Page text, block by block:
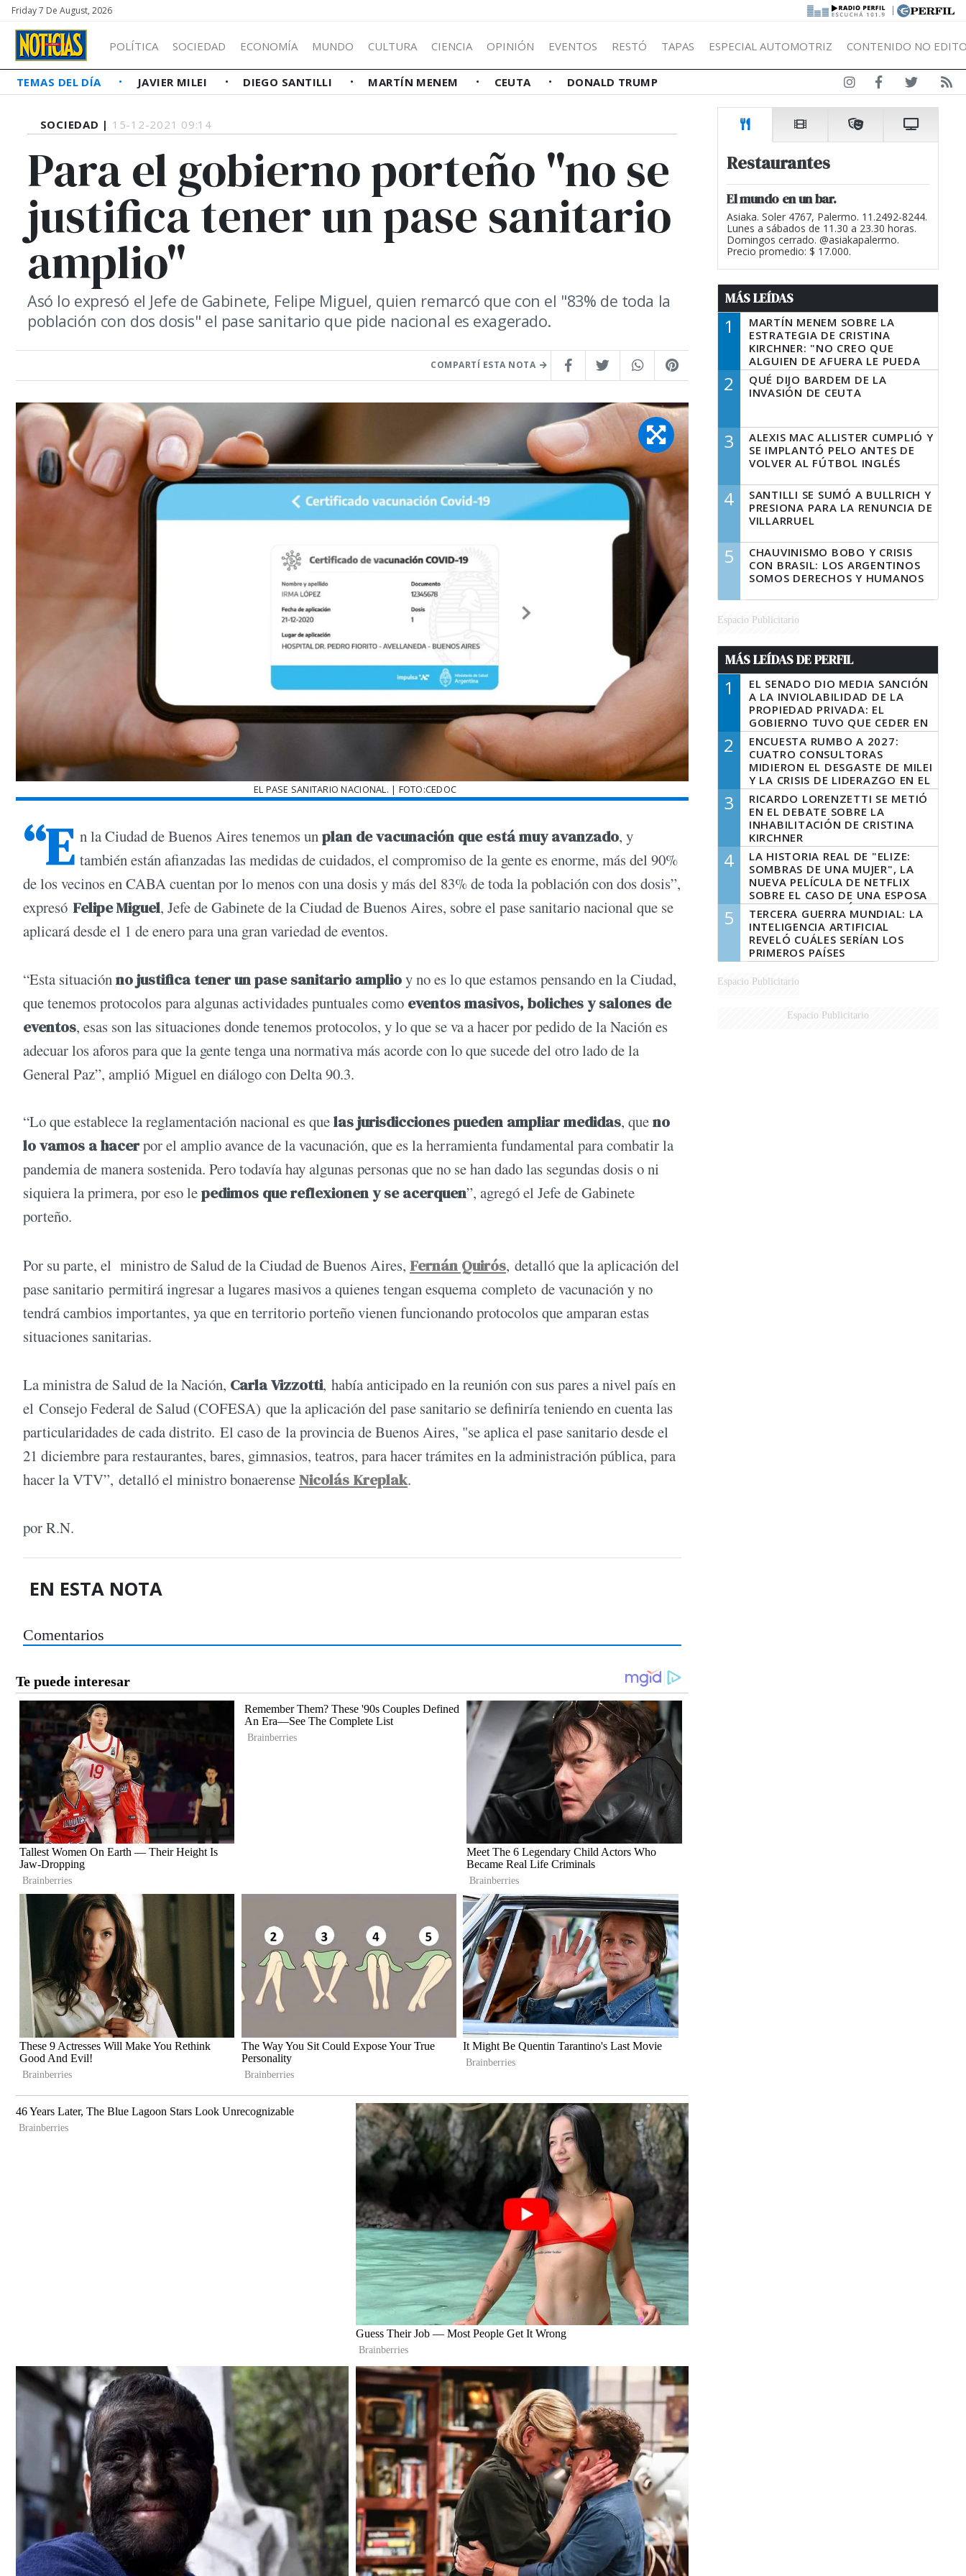
Friday 7 De August, 2026 |
POLÍTICA SOCIEDAD ECONOMÍA MUNDO CULTURA CIENCIA OPINIÓN EVENTOS RESTÓ TAPAS ESPECIAL AUTOMOTRIZ CONTENIDO NO
TEMAS DEL DÍA JAVIER MILEI DIEGO SANTILLI MARTÍN MENEM CEUTA DONALD TRUMP
SOCIEDAD | 15-12-2021 09:14
Para el gobierno porteño "no se
justifica tener un pase sanitario
amplio"
Asó lo expresó el Jefe de Gabinete, Felipe Miguel, quien remarcó que con el "83% de toda la
población con dos dosis" el pase sanitario que pide nacional es exagerado.
COMPARTÍ ESTA NOTA
EL PASE SANITARIO NACIONAL. | FOTO:CEDOC
“E n la Ciudad de Buenos Aires tenemos unplan de vacunación que está muy avanzado, y
también están afianzadas las medidas de cuidados, el compromiso de la gente es enorme, más del 90%
de los vecinos en CABA cuentan por lo menos con una dosis y más del 83% de toda la población con dos dosis”,
expresó Felipe Miguel, Jefe de Gabinete de la Ciudad de Buenos Aires, sobre el pase sanitario nacional que se
aplicará desde el 1 de enero para una gran variedad de eventos.
“Esta situaciónno justifica tener un pase sanitario amplioy no es lo que estamos pensando en la Ciudad,
que tenemos protocolos para algunas actividades puntuales como eventos masivos, boliches y salones de
eventos, esas son las situaciones donde tenemos protocolos, y lo que se va a hacer por pedido de la Nación es
adecuar los aforos para que la gente tenga una normativa más acorde con lo que sucede del otro lado de la
General Paz”, amplió Miguel en diálogo con Delta 90.3.
“Lo que establece la reglamentación nacional es quelas jurisdicciones pueden ampliar medidas, queno
lo vamos a hacerpor el amplio avance de la vacunación, que es la herramienta fundamental para combatir la
pandemia de manera sostenida. Pero todavía hay algunas personas que no se han dado las segundas dosis o ni
siquiera la primera, por eso lepedimos que reflexionen y se acerquen”, agregó el Jefe de Gabinete
porteño.
Por su parte, el ministro de Salud de la Ciudad de Buenos Aires, Fernán Quirós, detalló que la aplicación del
pase sanitario permitirá ingresar a lugares masivos a quienes tengan esquema completo de vacunación y no
tendrá cambios importantes, ya que en territorio porteño vienen funcionando protocolos que amparan estas
situaciones sanitarias.
La ministra de Salud de la Nación, Carla Vizzotti, había anticipado en la reunión con sus pares a nivel país en
el Consejo Federal de Salud (COFESA) que la aplicación del pase sanitario se definiría teniendo en cuenta las
particularidades de cada distrito. El caso de la provincia de Buenos Aires, "se aplica el pase sanitario desde el
21 diciembre para restaurantes, bares, gimnasios, teatros, para hacer trámites en la administración pública, para
hacer la VTV”, detalló el ministro bonaerenseNicolás Kreplak.
por R.N.
EN ESTA NOTA
Comentarios
Restaurantes
El mundo en un bar.
Asiaka. Soler 4767, Palermo. 11.2492-8244.
Lunes a sábados de 11.30 a 23.30 horas.
Domingos cerrado. @asiakapalermo.
Precio promedio: $ 17.000.
MÁS LEÍDAS
1
MARTÍN MENEM SOBRE LA
ESTRATEGIA DE CRISTINA
KIRCHNER: "NO CREO QUE
ALGUIEN DE AFUERA LE PUEDA
DECIR A LA JUSTICIA LO QUE
TIENE QUE HACER"
2
QUÉ DIJO BARDEM DE LA
INVASIÓN DE CEUTA
3
ALEXIS MAC ALLISTER CUMPLIÓ Y
SE IMPLANTÓ PELO ANTES DE
VOLVER AL FÚTBOL INGLÉS
4
SANTILLI SE SUMÓ A BULLRICH Y
PRESIONA PARA LA RENUNCIA DE
VILLARRUEL
5
CHAUVINISMO BOBO Y CRISIS
CON BRASIL: LOS ARGENTINOS
SOMOS DERECHOS Y HUMANOS
Espacio Publicitario
MÁS LEÍDAS DE PERFIL
1
EL SENADO DIO MEDIA SANCIÓN
A LA INVIOLABILIDAD DE LA
PROPIEDAD PRIVADA: EL
GOBIERNO TUVO QUE CEDER EN
LA LEY DEL MANEJO DEL FUEGO
2
ENCUESTA RUMBO A 2027:
CUATRO CONSULTORAS
MIDIERON EL DESGASTE DE MILEI
Y LA CRISIS DE LIDERAZGO EN EL
PERONISMO
3
RICARDO LORENZETTI SE METIÓ
EN EL DEBATE SOBRE LA
INHABILITACIÓN DE CRISTINA
KIRCHNER
4
LA HISTORIA REAL DE "ELIZE:
SOMBRAS DE UNA MUJER", LA
NUEVA PELÍCULA DE NETFLIX
SOBRE EL CASO DE UNA ESPOSA
QUE DESCUARTIZÓ A SU
MARIDO
5
TERCERA GUERRA MUNDIAL: LA
INTELIGENCIA ARTIFICIAL
REVELÓ CUÁLES SERÍAN LOS
PRIMEROS PAÍSES
LATINOAMERICANOS EN SER
DERROTADOS
Espacio Publicitario
Espacio Publicitario